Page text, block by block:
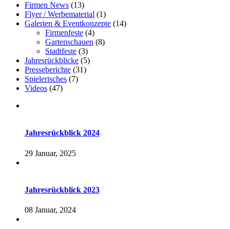
Firmen News (13)
Flyer / Werbematerial (1)
Galerien & Eventkonzepte (14)
Firmenfeste (4)
Gartenschauen (8)
Stadtfeste (3)
Jahresrückblicke (5)
Presseberichte (31)
Spielerisches (7)
Videos (47)
Jahresrückblick 2024
29 Januar, 2025
Jahresrückblick 2023
08 Januar, 2024